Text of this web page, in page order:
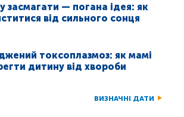
засмагати — погана ідея: як
від сильного сонця
токсоплазмоз: як мамі
дитину від хвороби
ВИЗНАЧНІ ДАТИ